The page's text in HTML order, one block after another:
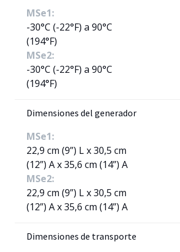
MSe1:
-30°C (-22°F) a 90°C
(194°F)
MSe2:
-30°C (-22°F) a 90°C
(194°F)
Dimensiones del generador
MSe1:
22,9 cm (9”) L x 30,5 cm
(12”) A x 35,6 cm (14”) A
MSe2:
22,9 cm (9”) L x 30,5 cm
(12”) A x 35,6 cm (14”) A
Dimensiones de transporte